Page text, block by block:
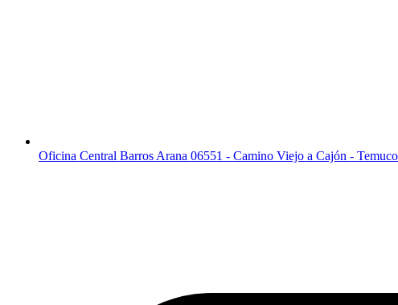
Oficina Central Barros Arana 06551 - Camino Viejo a Cajón - Temuco